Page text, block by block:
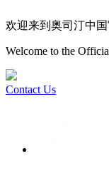
欢迎来到奥司汀中
Welcome to the
Contact Us